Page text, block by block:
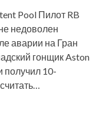
Pool Пилот RB
недоволен
аварии на Гран
гонщик Aston
получил 10-